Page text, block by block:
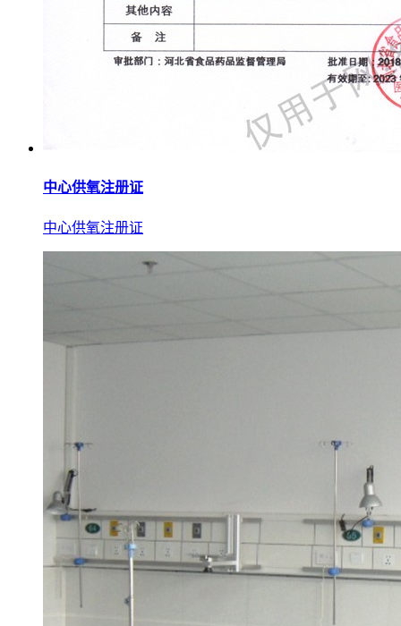
中心供氧注册证
中心供氧注册证